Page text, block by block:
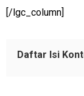
[/lgc_column]
Daftar Isi